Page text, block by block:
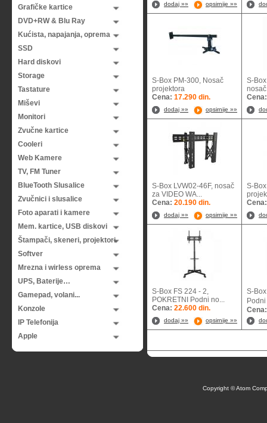
Grafičke kartice
DVD+RW & Blu Ray
Kućista, napajanja, oprema
SSD
Hard diskovi
Storage
Tastature
Miševi
Monitori
Zvučne kartice
Cooleri
Web Kamere
TV, FM Tuner
BlueTooth Slusalice
Zvučnici i slusalice
Foto aparati i kamere
Mem. kartice, USB diskovi
Štampači, skeneri, projektori
Softver
Mrezna i wirless oprema
UPS, Baterije…
Gamepad, volani...
Konzole
IP Telefonija
Apple
dodaj »» opsirnije »»
S-Box PM-300, Nosač
projektora
Cena: 17.290 din.
dodaj »» opsirnije »»
S-
S-Box LVW02-46F, nosač
za VIDEO WA...
Cena: 20.190 din.
dodaj »» opsirnije »»
S-
S-Box FS 224 - 2,
POKRETNI Podni no...
Cena: 22.600 din.
dodaj »» opsirnije »»
S-
Copyright © Atom